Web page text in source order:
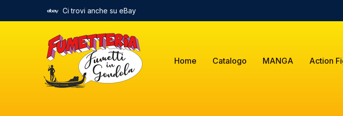
Ci trovi anche su eBay
Home Catalogo MANGA Action